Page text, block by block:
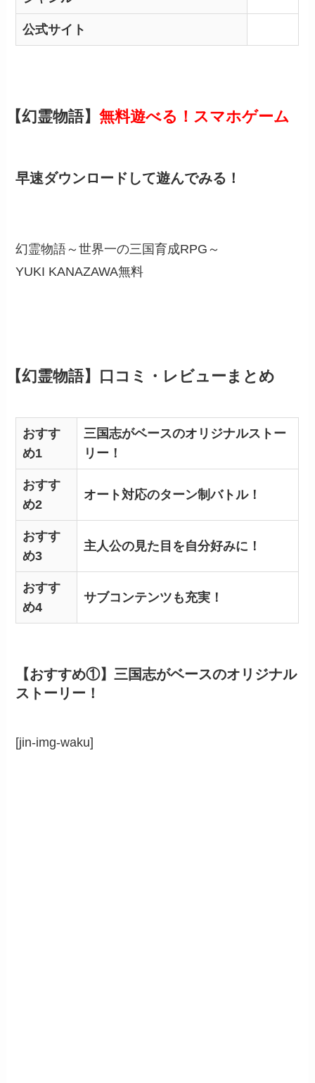
公式サイト
【幻霊物語】 無料遊べる！スマホゲーム
早速ダウンロードして遊んでみる！
幻霊物語～世界一の三国育成RPG～
YUKI KANAZAWA無料
【幻霊物語】口コミ・レビューまとめ
おすす
め1
三国志がベースのオリジナルストー
リー！
おすす
め2
オート対応のターン制バトル！
おすす
め3
主人公の見た目を自分好みに！
おすす
め4
サブコンテンツも充実！
【おすすめ①】三国志がベースのオリジナル
ストーリー！
[jin-img-waku]